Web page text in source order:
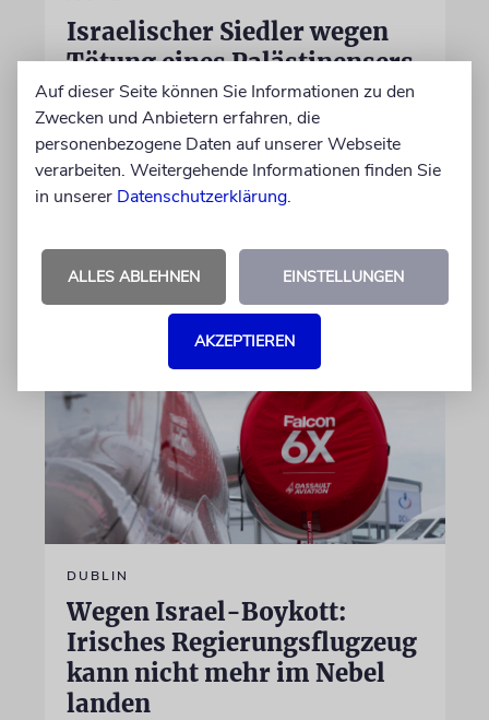
Israelischer Siedler wegen
Tötung eines Palästinensers
angeklagt
Der getötete Aktivist setzte sich gegen
Siedlergewalt ein und war an dem Oscar-
prämierten Film »No Other Land« beteiligt.
Jetzt steht der mutmaßliche Täter vor Gericht
07.08.2026
DUBLIN
Wegen Israel-Boykott:
Irisches Regierungsflugzeug
kann nicht mehr im Nebel
landen
Auf dieser Seite können Sie Informationen zu den
Zwecken und Anbietern erfahren, die
personenbezogene Daten auf unserer Webseite
verarbeiten. Weitergehende Informationen finden Sie
in unserer Datenschutzerklärung.
ALLES ABLEHNEN EINSTELLUNGEN
AKZEPTIEREN